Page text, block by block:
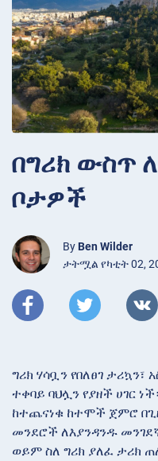
በግሪክ ውስጥ
ቦታዎች
By Ben Wilder
ታትሟል የካቲት 02,
ግሪክ ሃሳቧን የበለፀገ
ተቀባይ ባህሏን የያዘች ሀገር
ከተጨናነቁ ከተሞች ጀምሮ
መንደሮች ለእያንዳንዱ
ወይም ስለ ግሪክ ያለፈ ታሪክ